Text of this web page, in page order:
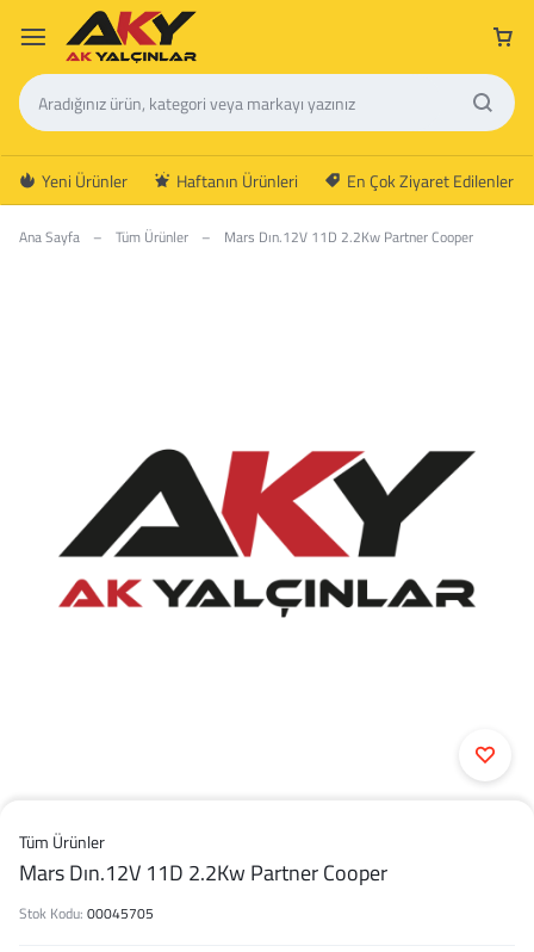
Yeni Ürünler Haftanın Ürünleri En Çok Ziyaret Edilenler
Ana Sayfa – Tüm Ürünler – Mars Dın.12V 11D 2.2Kw Partner Cooper
Tüm Ürünler
Mars Dın.12V 11D 2.2Kw Partner Cooper
Stok Kodu: 00045705